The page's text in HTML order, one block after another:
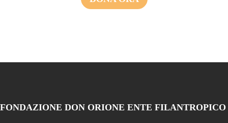
FONDAZIONE DON ORIONE ENTE FILANTROPICO